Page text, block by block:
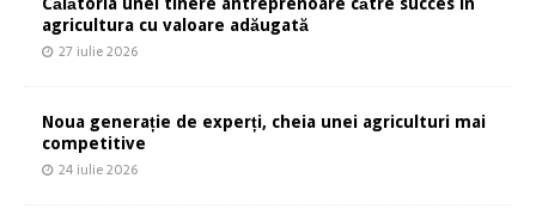
Călătoria unei tinere antreprenoare către succes în
agricultura cu valoare adăugată
27 iulie 2026
Noua generație de experți, cheia unei agriculturi mai
competitive
24 iulie 2026